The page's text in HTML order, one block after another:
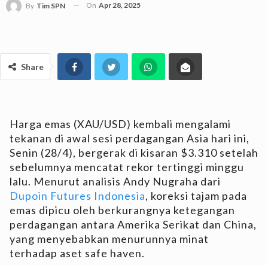
By Tim SPN On Apr 28, 2025
Share
Harga emas (XAU/USD) kembali mengalami
tekanan di awal sesi perdagangan Asia hari ini,
Senin (28/4), bergerak di kisaran $3.310 setelah
sebelumnya mencatat rekor tertinggi minggu
lalu. Menurut analisis Andy Nugraha dari
Dupoin Futures Indonesia, koreksi tajam pada
emas dipicu oleh berkurangnya ketegangan
perdagangan antara Amerika Serikat dan China,
yang menyebabkan menurunnya minat
terhadap aset safe haven.